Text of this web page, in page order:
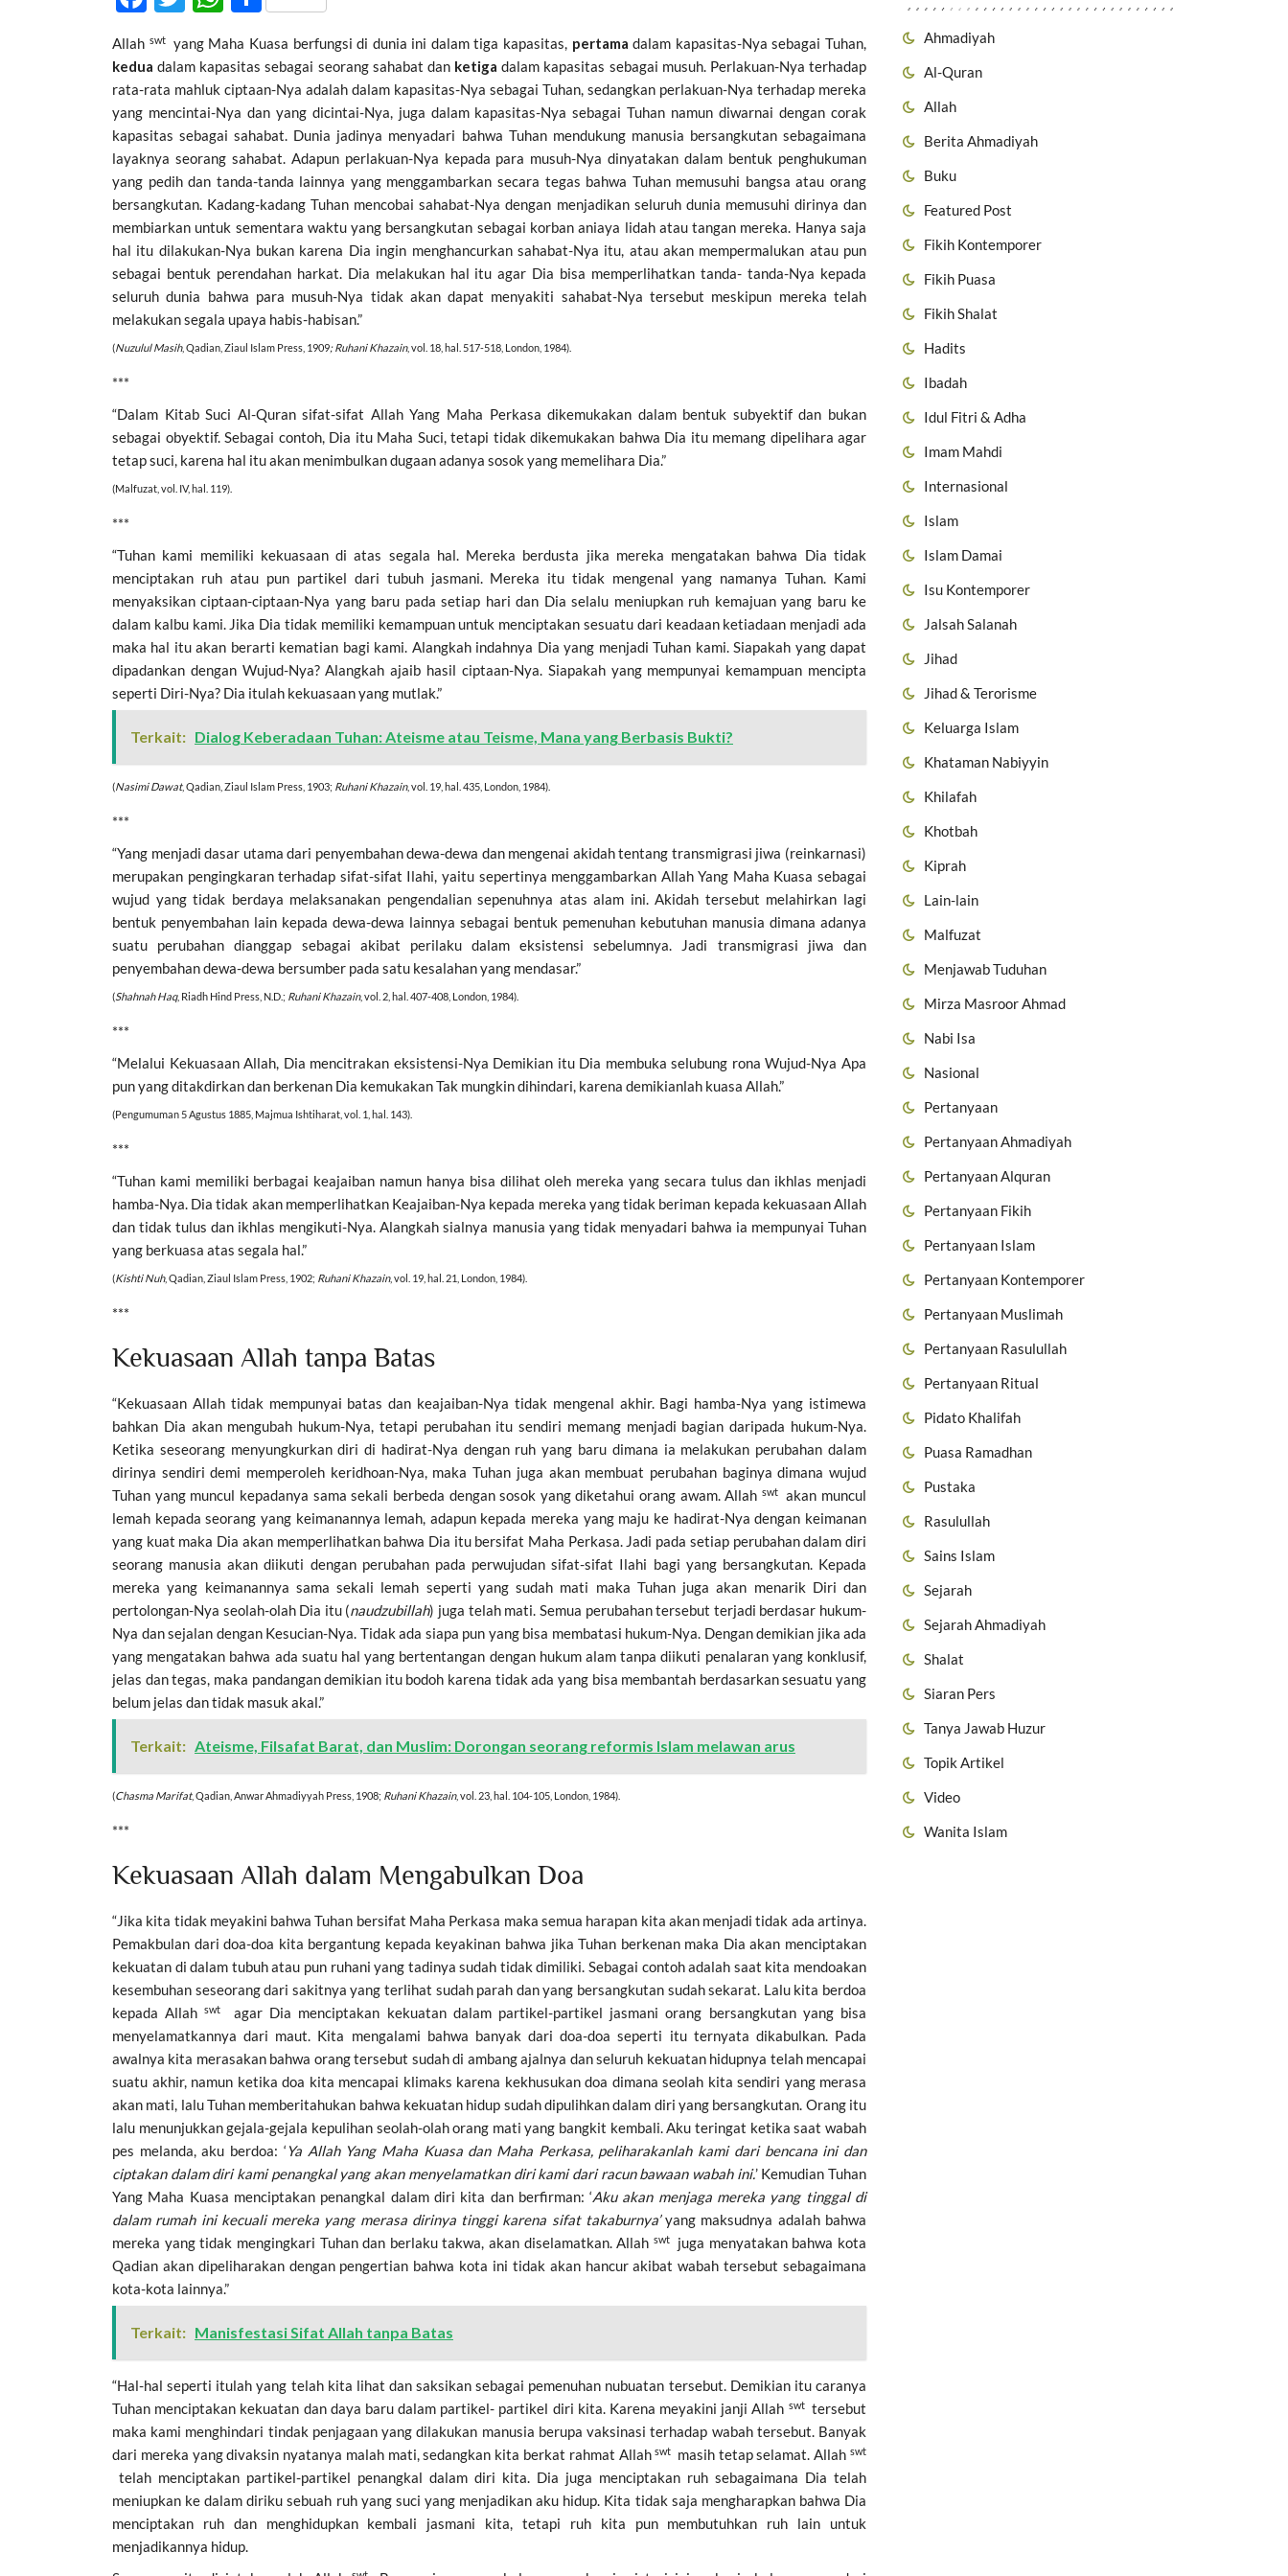
Ahmadiyah
Al-Quran
Allah
Berita Ahmadiyah
Buku
Featured Post
Fikih Kontemporer
Fikih Puasa
Fikih Shalat
Hadits
Ibadah
Idul Fitri & Adha
Imam Mahdi
Internasional
Islam
Islam Damai
Isu Kontemporer
Jalsah Salanah
Jihad
Jihad & Terorisme
Keluarga Islam
Khataman Nabiyyin
Khilafah
Khotbah
Kiprah
Lain-lain
Malfuzat
Menjawab Tuduhan
Mirza Masroor Ahmad
Nabi Isa
Nasional
Pertanyaan
Pertanyaan Ahmadiyah
Pertanyaan Alquran
Pertanyaan Fikih
Pertanyaan Islam
Pertanyaan Kontemporer
Pertanyaan Muslimah
Pertanyaan Rasulullah
Pertanyaan Ritual
Pidato Khalifah
Puasa Ramadhan
Pustaka
Rasulullah
Sains Islam
Sejarah
Sejarah Ahmadiyah
Shalat
Siaran Pers
Tanya Jawab Huzur
Topik Artikel
Video
Wanita Islam
ac
e
b
o
o
k
itt
er
at
s
A
p
p
ar
e
Allah swt yang Maha Kuasa berfungsi di dunia ini dalam tiga kapasitas, pertama dalam kapasitas-Nya sebagai Tuhan,
kedua dalam kapasitas sebagai seorang sahabat dan ketiga dalam kapasitas sebagai musuh. Perlakuan-Nya terhadap
rata-rata mahluk ciptaan-Nya adalah dalam kapasitas-Nya sebagai Tuhan, sedangkan perlakuan-Nya terhadap mereka
yang mencintai-Nya dan yang dicintai-Nya, juga dalam kapasitas-Nya sebagai Tuhan namun diwarnai dengan corak
kapasitas sebagai sahabat. Dunia jadinya menyadari bahwa Tuhan mendukung manusia bersangkutan sebagaimana
layaknya seorang sahabat. Adapun perlakuan-Nya kepada para musuh-Nya dinyatakan dalam bentuk penghukuman
yang pedih dan tanda-tanda lainnya yang menggambarkan secara tegas bahwa Tuhan memusuhi bangsa atau orang
bersangkutan. Kadang-kadang Tuhan mencobai sahabat-Nya dengan menjadikan seluruh dunia memusuhi dirinya dan
membiarkan untuk sementara waktu yang bersangkutan sebagai korban aniaya lidah atau tangan mereka. Hanya saja
hal itu dilakukan-Nya bukan karena Dia ingin menghancurkan sahabat-Nya itu, atau akan mempermalukan atau pun
sebagai bentuk perendahan harkat. Dia melakukan hal itu agar Dia bisa memperlihatkan tanda- tanda-Nya kepada
seluruh dunia bahwa para musuh-Nya tidak akan dapat menyakiti sahabat-Nya tersebut meskipun mereka telah
melakukan segala upaya habis-habisan.”
(Nuzulul Masih, Qadian, Ziaul Islam Press, 1909; Ruhani Khazain, vol. 18, hal. 517-518, London, 1984).
***
“Dalam Kitab Suci Al-Quran sifat-sifat Allah Yang Maha Perkasa dikemukakan dalam bentuk subyektif dan bukan
sebagai obyektif. Sebagai contoh, Dia itu Maha Suci, tetapi tidak dikemukakan bahwa Dia itu memang dipelihara agar
tetap suci, karena hal itu akan menimbulkan dugaan adanya sosok yang memelihara Dia.”
(Malfuzat, vol. IV, hal. 119).
***
“Tuhan kami memiliki kekuasaan di atas segala hal. Mereka berdusta jika mereka mengatakan bahwa Dia tidak
menciptakan ruh atau pun partikel dari tubuh jasmani. Mereka itu tidak mengenal yang namanya Tuhan. Kami
menyaksikan ciptaan-ciptaan-Nya yang baru pada setiap hari dan Dia selalu meniupkan ruh kemajuan yang baru ke
dalam kalbu kami. Jika Dia tidak memiliki kemampuan untuk menciptakan sesuatu dari keadaan ketiadaan menjadi ada
maka hal itu akan berarti kematian bagi kami. Alangkah indahnya Dia yang menjadi Tuhan kami. Siapakah yang dapat
dipadankan dengan Wujud-Nya? Alangkah ajaib hasil ciptaan-Nya. Siapakah yang mempunyai kemampuan mencipta
seperti Diri-Nya? Dia itulah kekuasaan yang mutlak.”
Terkait: Dialog Keberadaan Tuhan: Ateisme atau Teisme, Mana yang Berbasis Bukti?
(Nasimi Dawat, Qadian, Ziaul Islam Press, 1903; Ruhani Khazain, vol. 19, hal. 435, London, 1984).
***
“Yang menjadi dasar utama dari penyembahan dewa-dewa dan mengenai akidah tentang transmigrasi jiwa (reinkarnasi)
merupakan pengingkaran terhadap sifat-sifat Ilahi, yaitu sepertinya menggambarkan Allah Yang Maha Kuasa sebagai
wujud yang tidak berdaya melaksanakan pengendalian sepenuhnya atas alam ini. Akidah tersebut melahirkan lagi
bentuk penyembahan lain kepada dewa-dewa lainnya sebagai bentuk pemenuhan kebutuhan manusia dimana adanya
suatu perubahan dianggap sebagai akibat perilaku dalam eksistensi sebelumnya. Jadi transmigrasi jiwa dan
penyembahan dewa-dewa bersumber pada satu kesalahan yang mendasar.”
(Shahnah Haq, Riadh Hind Press, N.D.; Ruhani Khazain, vol. 2, hal. 407-408, London, 1984).
***
“Melalui Kekuasaan Allah, Dia mencitrakan eksistensi-Nya Demikian itu Dia membuka selubung rona Wujud-Nya Apa
pun yang ditakdirkan dan berkenan Dia kemukakan Tak mungkin dihindari, karena demikianlah kuasa Allah.”
(Pengumuman 5 Agustus 1885, Majmua Ishtiharat, vol. 1, hal. 143).
***
“Tuhan kami memiliki berbagai keajaiban namun hanya bisa dilihat oleh mereka yang secara tulus dan ikhlas menjadi
hamba-Nya. Dia tidak akan memperlihatkan Keajaiban-Nya kepada mereka yang tidak beriman kepada kekuasaan Allah
dan tidak tulus dan ikhlas mengikuti-Nya. Alangkah sialnya manusia yang tidak menyadari bahwa ia mempunyai Tuhan
yang berkuasa atas segala hal.”
(Kishti Nuh, Qadian, Ziaul Islam Press, 1902; Ruhani Khazain, vol. 19, hal. 21, London, 1984).
***
Kekuasaan Allah tanpa Batas
“Kekuasaan Allah tidak mempunyai batas dan keajaiban-Nya tidak mengenal akhir. Bagi hamba-Nya yang istimewa
bahkan Dia akan mengubah hukum-Nya, tetapi perubahan itu sendiri memang menjadi bagian daripada hukum-Nya.
Ketika seseorang menyungkurkan diri di hadirat-Nya dengan ruh yang baru dimana ia melakukan perubahan dalam
dirinya sendiri demi memperoleh keridhoan-Nya, maka Tuhan juga akan membuat perubahan baginya dimana wujud
Tuhan yang muncul kepadanya sama sekali berbeda dengan sosok yang diketahui orang awam. Allahswt
akan muncul
lemah kepada seorang yang keimanannya lemah, adapun kepada mereka yang maju ke hadirat-Nya dengan keimanan
yang kuat maka Dia akan memperlihatkan bahwa Dia itu bersifat Maha Perkasa. Jadi pada setiap perubahan dalam diri
seorang manusia akan diikuti dengan perubahan pada perwujudan sifat-sifat Ilahi bagi yang bersangkutan. Kepada
mereka yang keimanannya sama sekali lemah seperti yang sudah mati maka Tuhan juga akan menarik Diri dan
pertolongan-Nya seolah-olah Dia itu (naudzubillah) juga telah mati. Semua perubahan tersebut terjadi berdasar hukum-
Nya dan sejalan dengan Kesucian-Nya. Tidak ada siapa pun yang bisa membatasi hukum-Nya. Dengan demikian jika ada
yang mengatakan bahwa ada suatu hal yang bertentangan dengan hukum alam tanpa diikuti penalaran yang konklusif,
jelas dan tegas, maka pandangan demikian itu bodoh karena tidak ada yang bisa membantah berdasarkan sesuatu yang
belum jelas dan tidak masuk akal.”
Terkait: Ateisme, Filsafat Barat, dan Muslim: Dorongan seorang reformis Islam melawan arus
(Chasma Marifat, Qadian, Anwar Ahmadiyyah Press, 1908; Ruhani Khazain, vol. 23, hal. 104-105, London, 1984).
***
Kekuasaan Allah dalam Mengabulkan Doa
“Jika kita tidak meyakini bahwa Tuhan bersifat Maha Perkasa maka semua harapan kita akan menjadi tidak ada artinya.
Pemakbulan dari doa-doa kita bergantung kepada keyakinan bahwa jika Tuhan berkenan maka Dia akan menciptakan
kekuatan di dalam tubuh atau pun ruhani yang tadinya sudah tidak dimiliki. Sebagai contoh adalah saat kita mendoakan
kesembuhan seseorang dari sakitnya yang terlihat sudah parah dan yang bersangkutan sudah sekarat. Lalu kita berdoa
kepada Allahswt
agar Dia menciptakan kekuatan dalam partikel-partikel jasmani orang bersangkutan yang bisa
menyelamatkannya dari maut. Kita mengalami bahwa banyak dari doa-doa seperti itu ternyata dikabulkan. Pada
awalnya kita merasakan bahwa orang tersebut sudah di ambang ajalnya dan seluruh kekuatan hidupnya telah mencapai
suatu akhir, namun ketika doa kita mencapai klimaks karena kekhusukan doa dimana seolah kita sendiri yang merasa
akan mati, lalu Tuhan memberitahukan bahwa kekuatan hidup sudah dipulihkan dalam diri yang bersangkutan. Orang itu
lalu menunjukkan gejala-gejala kepulihan seolah-olah orang mati yang bangkit kembali. Aku teringat ketika saat wabah
pes melanda, aku berdoa: ‘ Ya Allah Yang Maha Kuasa dan Maha Perkasa, peliharakanlah kami dari bencana ini dan
ciptakan dalam diri kami penangkal yang akan menyelamatkan diri kami dari racun bawaan wabah ini.’ Kemudian Tuhan
Yang Maha Kuasa menciptakan penangkal dalam diri kita dan berfirman: ‘Aku akan menjaga mereka yang tinggal di
dalam rumah ini kecuali mereka yang merasa dirinya tinggi karena sifat takaburnya’yang maksudnya adalah bahwa
mereka yang tidak mengingkari Tuhan dan berlaku takwa, akan diselamatkan. Allah swt
juga menyatakan bahwa kota
Qadian akan dipeliharakan dengan pengertian bahwa kota ini tidak akan hancur akibat wabah tersebut sebagaimana
kota-kota lainnya.”
Terkait: Manisfestasi Sifat Allah tanpa Batas
“Hal-hal seperti itulah yang telah kita lihat dan saksikan sebagai pemenuhan nubuatan tersebut. Demikian itu caranya
Tuhan menciptakan kekuatan dan daya baru dalam partikel- partikel diri kita. Karena meyakini janji Allah swt tersebut
maka kami menghindari tindak penjagaan yang dilakukan manusia berupa vaksinasi terhadap wabah tersebut. Banyak
dari mereka yang divaksin nyatanya malah mati, sedangkan kita berkat rahmat Allahswt masih tetap selamat. Allahswt
telah menciptakan partikel-partikel penangkal dalam diri kita. Dia juga menciptakan ruh sebagaimana Dia telah
meniupkan ke dalam diriku sebuah ruh yang suci yang menjadikan aku hidup. Kita tidak saja mengharapkan bahwa Dia
menciptakan ruh dan menghidupkan kembali jasmani kita, tetapi ruh kita pun membutuhkan ruh lain untuk
menjadikannya hidup.